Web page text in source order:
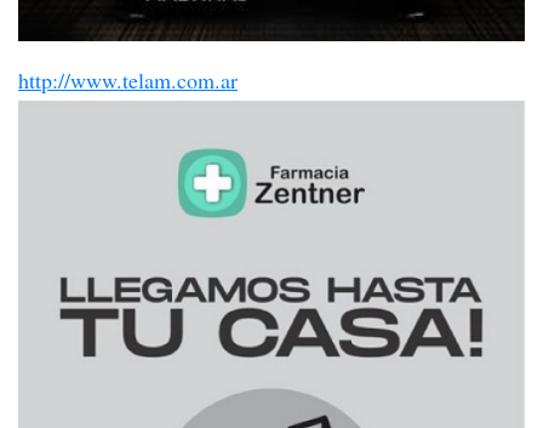
http://www.telam.com.ar